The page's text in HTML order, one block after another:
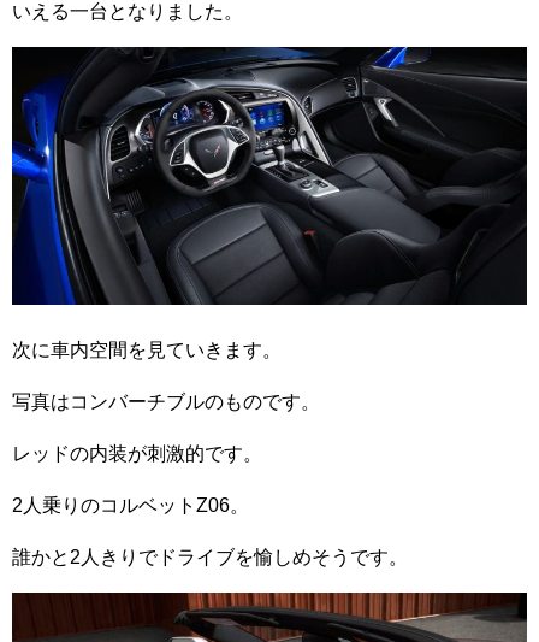
いえる一台となりました。
次に車内空間を見ていきます。
写真はコンバーチブルのものです。
レッドの内装が刺激的です。
2人乗りのコルベットZ06。
誰かと2人きりでドライブを愉しめそうです。